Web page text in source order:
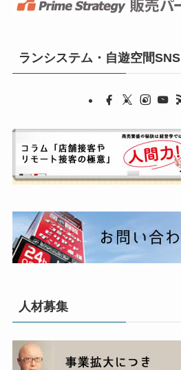
ランシステム・自遊空間SNS
人材募集